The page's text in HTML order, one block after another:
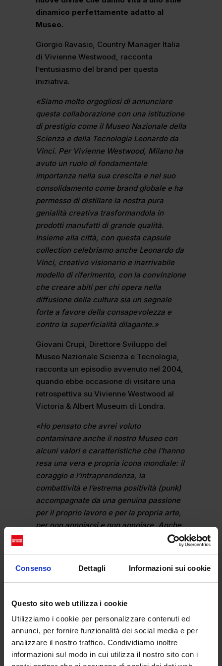
Consenso Dettagli Informazioni sui cookie
Questo sito web utilizza i cookie
Utilizziamo i cookie per personalizzare contenuti ed
annunci, per fornire funzionalità dei social media e per
analizzare il nostro traffico. Condividiamo inoltre
informazioni sul modo in cui utilizza il nostro sito con i
dinamico perfettamente adatto al
Museo.
Giorgio Ravasio, Country Manager Italia
di Vivienne Westwood, racconta
l’entusiasmo del brand per questa
iniziativa.
«Siamo molto orgogliosi di annunciare
questa collaborazione con una istituzione
di prestigio come il Museo Nazionale della
Scienza e della Tecnologia Leonardo da
Vinci. Per Vivienne Westwood, Milano ha
avuto un ruolo di fondamentale
importanza nella sua crescita e nel suo
consolidamento come brand globale e ha
permesso di distillare la nostra pura
genialità creativa trasformandola in
prodotti manufatti di grande qualità.
Insieme alla città, con questa capsule
collection celebriamo anche Leonardo da
Vinci, creativo visionario e inarrivabile
modello di riferimento, con la convinzione
che creare abiti per chi opera nella
diffusione della cultura sia un segnale
forte a favore della consapevolezza e
contro la superficialità dilagante.»
Giovani Crupi, Direttore Sviluppo del
Museo Nazionale Scienza e Tecnologia,
racconta un episodio avvenuto nel 2004,
quando ebbe occasione di visitare una
retrospettiva su Vivienne Westwood al
Victoria & Albert Museum di Londra.
«Ho pensato che avrei voluto
contaminare anche il nostro Museo con
alcuni valori e caratteristiche che l’hanno
resa una vera e propria icona mondiale: il
coraggio e l’intraprendenza, la
combattività e l’estrema positività (punk)
accompagnate da una genuina passione
per il proprio lavoro e per la propria arte,
per non annoiarsi e non annoiare. Anche
per questo Vivienne e il Museo si sono
attraverso il racconto del passato per
entusiasmo al futuro.»
Le parole di Giorgio Ravasio e di
Giovani Crupi contengono tutti i motivi
per cui questa collaborazione ci piace
e per cui abbiamo pensato di parlarne